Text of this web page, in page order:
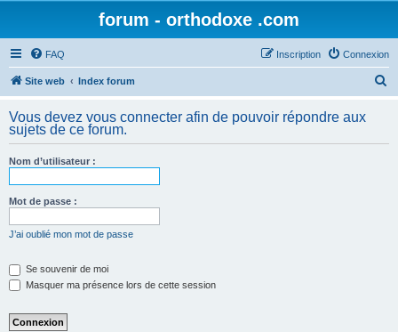
forum - orthodoxe .com
FAQ Connexion
Inscription
Site web Index forum
h
Vous devez vous connecter afin de pouvoir répondre aux
sujets de ce forum.
Nom d’utilisateur :
Mot de passe :
J’ai oublié mon mot de passe
Se souvenir de moi
Masquer ma présence lors de cette session